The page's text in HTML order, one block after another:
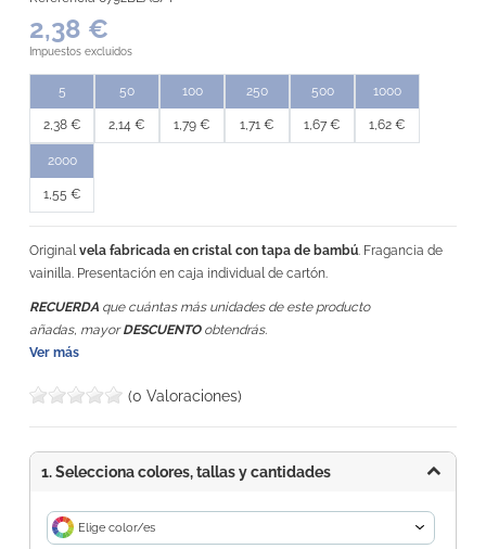
2,38 €
Impuestos excluidos
5
2,38 €
50
2,14 €
100
1,79 €
250
1,71 €
500
1,67 €
1000
1,62 €
2000
1,55 €
Originalvela fabricada en cristal con tapa de bambú. Fragancia de
vainilla. Presentación en caja individual de cartón.
RECUERDA que cuántas más unidades de este producto
añadas, mayorDESCUENTOobtendrás.
Ver más
(0 Valoraciones)
1. Selecciona colores, tallas y cantidades
Elige color/es